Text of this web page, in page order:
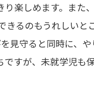
楽しめます。また
きるのもうれしいと
見守ると同時に、
すが、未就学児も